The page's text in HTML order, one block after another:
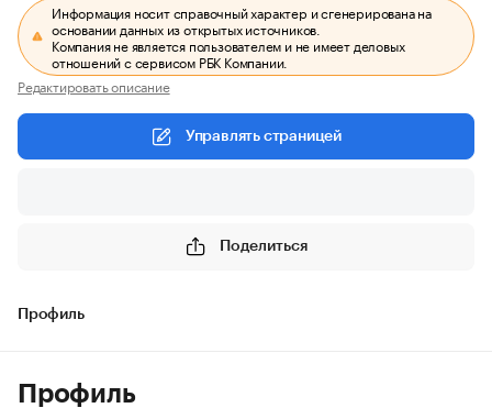
Информация носит справочный характер и сгенерирована на
основании данных из открытых источников.
Компания не является пользователем и не имеет деловых
отношений с сервисом РБК Компании.
Редактировать описание
Управлять страницей
Поделиться
Профиль
Профиль